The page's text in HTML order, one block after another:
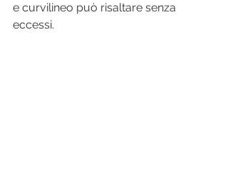
e curvilineo può risaltare senza
eccessi.